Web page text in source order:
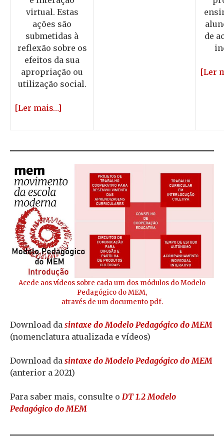
virtual. Estas
ações são
submetidas à
reflexão sobre os
efeitos da sua
apropriação ou
utilização social.
[Ler mais…]
de
[Ler
Acede aos vídeos sobre cada um dos módulos do Modelo
Pedagógico do MEM,
através de um documento pdf.
Download da sintaxe do Modelo Pedagógico do MEM
(nomenclatura atualizada e vídeos)
Download da sintaxe do Modelo Pedagógico do MEM
(anterior a 2021)
Para saber mais, consulte o DT 1.2 Modelo
Pedagógico do MEM